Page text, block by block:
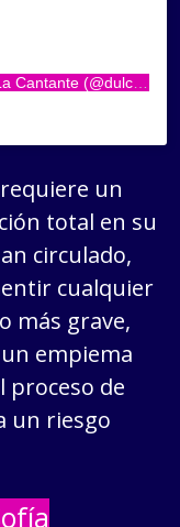
un
total en su
circulado,
cualquier
más grave,
empiema
proceso de
un riesgo